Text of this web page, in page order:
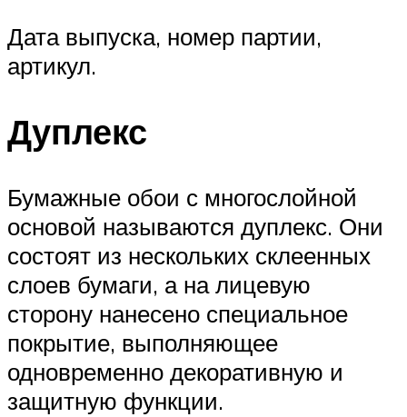
Дата выпуска, номер партии,
артикул.
Дуплекс
Бумажные обои с многослойной
основой называются дуплекс. Они
состоят из нескольких склеенных
слоев бумаги, а на лицевую
сторону нанесено специальное
покрытие, выполняющее
одновременно декоративную и
защитную функции.